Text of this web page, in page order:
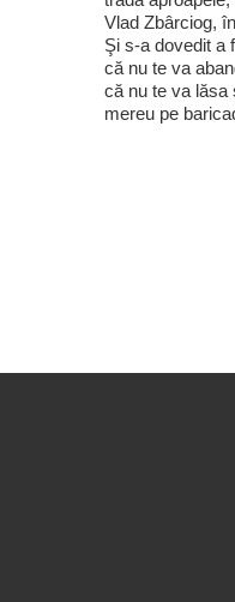
Vlad Zbârciog,
Şi s-a dovedit a
că nu te va
că nu te va lăsa
mereu pe